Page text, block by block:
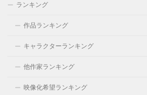
ランキング
作品ランキング
キャラクターランキング
他作家ランキング
映像化希望ランキング